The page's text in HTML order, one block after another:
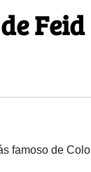
famoso de